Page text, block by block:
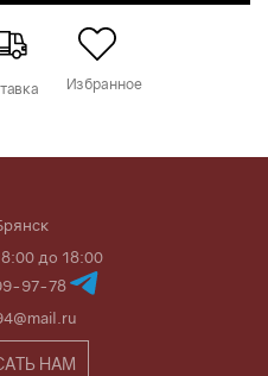
Избранное
до 18:00
97-78
НАМ